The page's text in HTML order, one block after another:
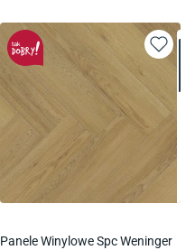
Panele Winylowe Spc Weninger